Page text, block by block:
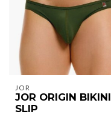
JOR
JOR ORIGIN BIKINI
SLIP